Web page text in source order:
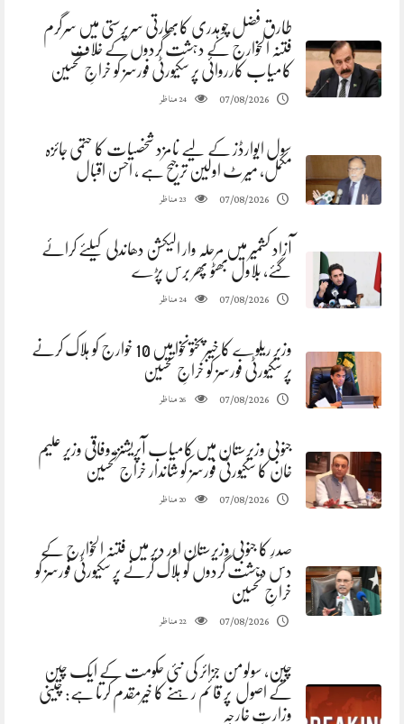
طارق فضل چوہدری کابھارتی سرپرستی میں سرگرم
فتنہ الخوارج کے دہشت گردوں کے خلاف
کامیاب کارروائی پر سکیورٹی فورسز کو خراجِ تحسین
07/08/2026
24مناظر
سول ایوارڈز کے لیے نامزد شخصیات کا حتمی جائزہ
مکمل، میرٹ اولین ترجیح ہے ، احسن اقبال
07/08/2026
23مناظر
آزاد کشمیر میں مرحلہ وار الیکشن دھاندلی کیلئے کرائے
گئے، بلاول بھٹو پھر برس پڑے
07/08/2026
24مناظر
وزیر ریلوے کا خیبرپختونخوا میں 10 خوارج کو ہلاک کرنے
پر سکیورٹی فورسز کو خراجِ تحسین
07/08/2026
26مناظر
جنوبی وزیرستان میں کامیاب آپریشنز، وفاقی وزیر علیم
خان کا سکیورٹی فورسز کو شاندار خراج تحسین
07/08/2026
20مناظر
صدرِ کا جنوبی وزیرستان اور دیر میں فتنہ الخوارج کے
دس دہشت گردوں کو ہلاک کرنے پر سکیورٹی فورسز کو
خراجِ تحسین
07/08/2026
22مناظر
چین، سولومن جزائر کی نئی حکومت کے ایک چین
کے اصول پر قائم رہنے کا خیرمقدم کرتا ہے: چینی
وزارتِ خارجہ